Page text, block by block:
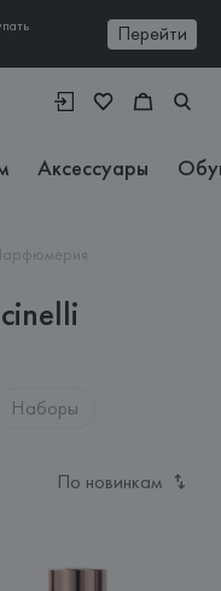
Перейти
Аксессуары
Наборы
По новинкам